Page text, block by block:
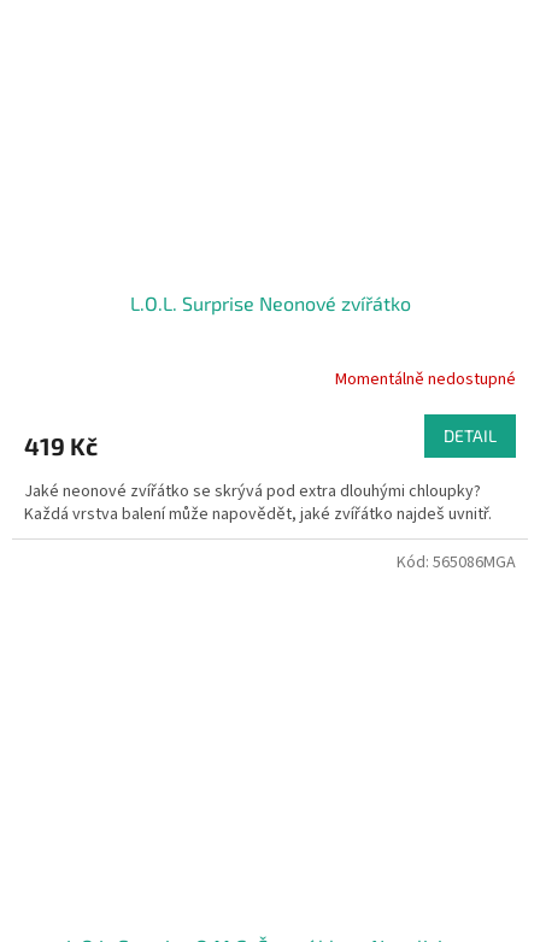
L.O.L. Surprise Neonové zvířátko
Momentálně nedostupné
419 Kč DETAIL
Jaké neonové zvířátko se skrývá pod extra dlouhými chloupky?
Každá vrstva balení může napovědět, jaké zvířátko najdeš uvnitř.
Kód: 565086MGA